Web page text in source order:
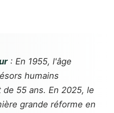
: En 1955, l'âge
humains
55 ans. En 2025, le
grande réforme en